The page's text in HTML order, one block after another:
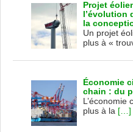
Projet
l’évolution
la
Un projet
plus à «
Économie
chain : du
L’économie
plus à la […]